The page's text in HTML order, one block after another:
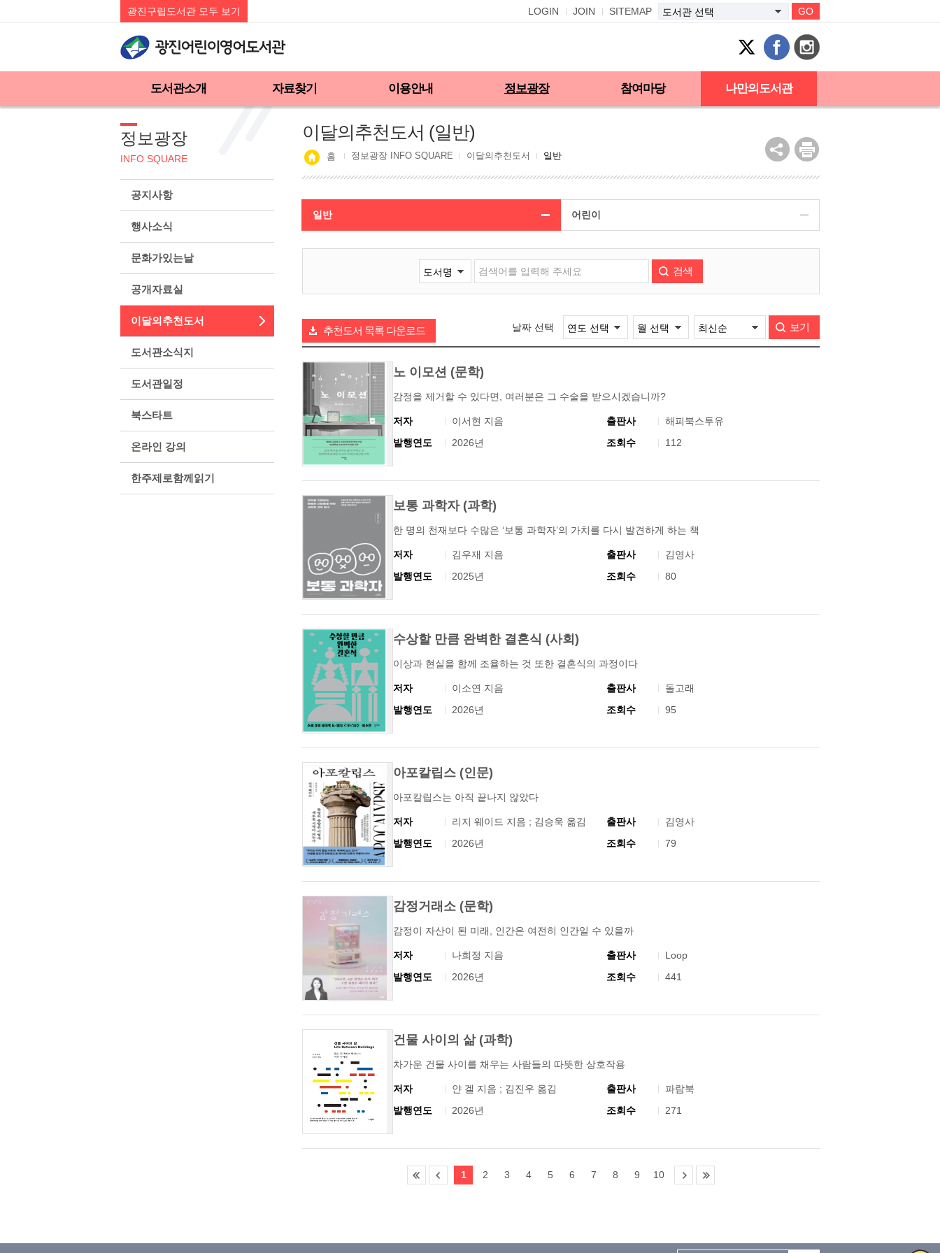
광진구립도서관 모두 보기 LOGIN JOIN SITEMAP GO
도서관소개 자료찾기 이용안내 정보광장 참여마당 나만의도서관
정보광장
INFO SQUARE
공지사항
행사소식
문화가있는날
공개자료실
이달의추천도서
도서관소식지
도서관일정
북스타트
온라인 강의
한주제로함께읽기
이달의추천도서 (일반)
홈 정보광장 INFO SQUARE 이달의추천도서 일반
일반 어린이
검색
추천도서 목록 다운로드 날짜 선택 보기
노 이모션 (문학)
감정을 제거할 수 있다면, 여러분은 그 수술을 받으시겠습니까?
저자 이서현 지음 출판사
해피북스투유
발행연도
2026년 조회수 112
보통 과학자 (과학)
한 명의 천재보다 수많은 ‘보통 과학자’의 가치를 다시 발견하게 하는 책
저자 김우재 지음 출판사
김영사
발행연도
2025년 조회수 80
수상할 만큼 완벽한 결혼식 (사회)
이상과 현실을 함께 조율하는 것 또한 결혼식의 과정이다
저자 이소연 지음 출판사
돌고래
발행연도
2026년 조회수 95
아포칼립스 (인문)
아포칼립스는 아직 끝나지 않았다
저자 리지 웨이드 지음 ; 김승욱 옮김 출판사
김영사
발행연도
2026년 조회수 79
감정거래소 (문학)
감정이 자산이 된 미래, 인간은 여전히 인간일 수 있을까
저자 나희정 지음 출판사
Loop
발행연도
2026년 조회수 441
건물 사이의 삶 (과학)
차가운 건물 사이를 채우는 사람들의 따뜻한 상호작용
저자 얀 겔 지음 ; 김진우 옮김 출판사
파람북
발행연도
2026년 조회수 271
1 2 3 4 5 6 7 8 9 10